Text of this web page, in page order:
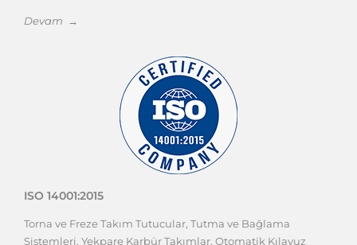
Devam →
ISO 14001:2015
Torna ve Freze Takım Tutucular, Tutma ve Bağlama
Sistemleri, Yekpare Karbür Takımlar, Otomatik Kılavuz